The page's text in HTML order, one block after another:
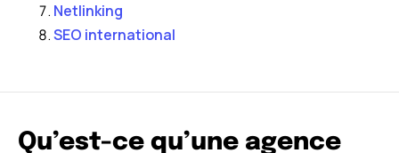
Netlinking
SEO international
Qu’est-ce qu’une agence